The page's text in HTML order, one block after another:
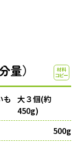
量）
も
大３個(約
450g)
500g